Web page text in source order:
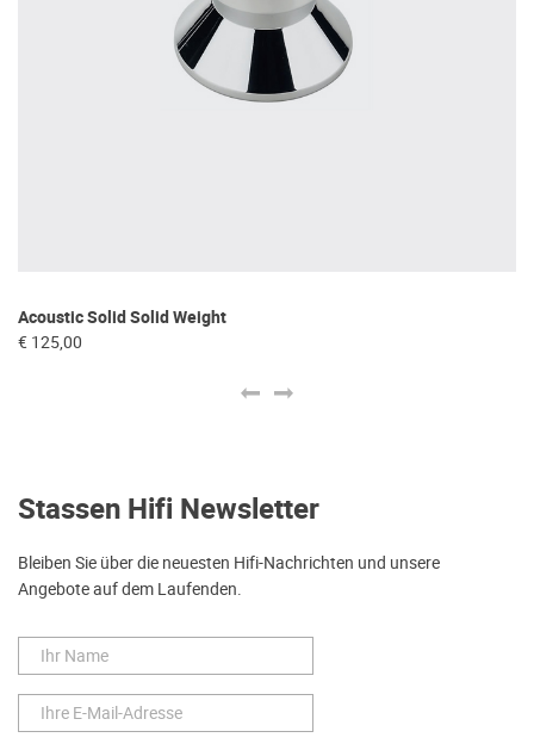
Acoustic Solid Solid Weight
€ 125,00
Stassen Hifi Newsletter
Bleiben Sie über die neuesten Hifi-Nachrichten und unsere
Angebote auf dem Laufenden.